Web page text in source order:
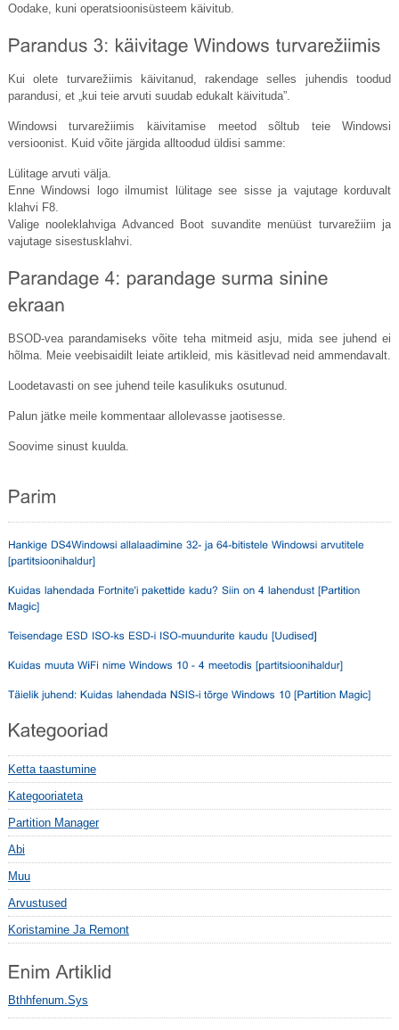
Oodake, kuni operatsioonisüsteem käivitub.
Kui olete turvarežiimis käivitanud, rakendage selles juhendis toodud
parandusi, et „kui teie arvuti suudab edukalt käivituda”.
Windowsi turvarežiimis käivitamise meetod sõltub teie Windowsi
versioonist. Kuid võite järgida alltoodud üldisi samme:
Lülitage arvuti välja.
Enne Windowsi logo ilmumist lülitage see sisse ja vajutage korduvalt
klahvi F8.
Valige nooleklahviga Advanced Boot suvandite menüüst turvarežiim ja
vajutage sisestusklahvi.
BSOD-vea parandamiseks võite teha mitmeid asju, mida see juhend ei
hõlma. Meie veebisaidilt leiate artikleid, mis käsitlevad neid ammendavalt.
Loodetavasti on see juhend teile kasulikuks osutunud.
Palun jätke meile kommentaar allolevasse jaotisesse.
Soovime sinust kuulda.
Ketta taastumine
Kategooriateta
Partition Manager
Abi
Muu
Arvustused
Koristamine Ja Remont
Bthhfenum.sys